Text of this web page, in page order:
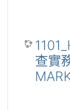
查實